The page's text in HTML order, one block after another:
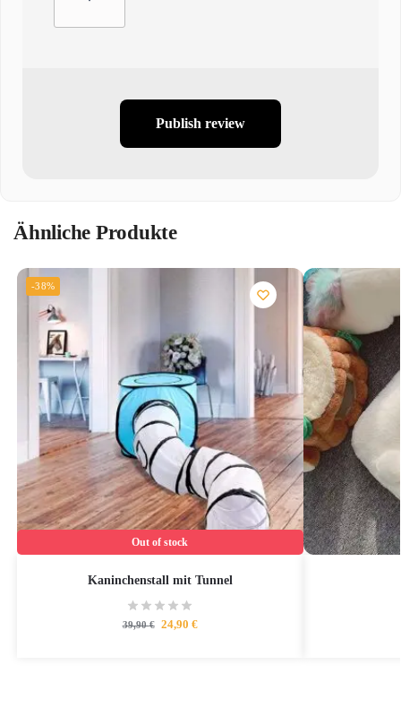
Publish review
Ähnliche Produkte
-38%
Out of stock
Kaninchenstall mit Tunnel
39,90€ 24,90 €